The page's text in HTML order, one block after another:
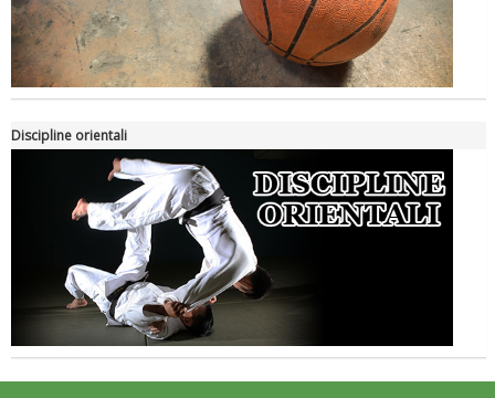
Luglio 2026: "Pensando con i piedi, si possono fare le
rivoluzioni"
Discipline orientali